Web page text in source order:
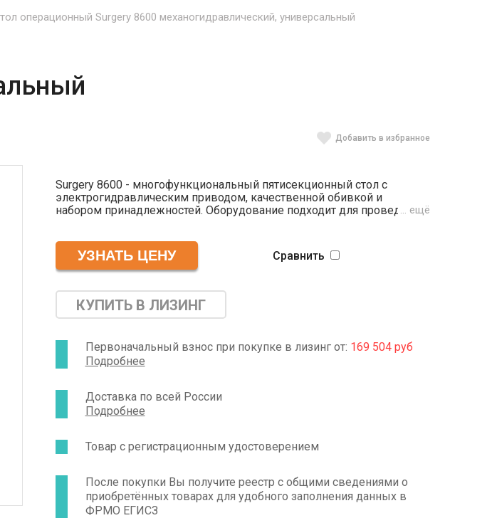
операционный Surgery 8600 механогидравлический, универсальный
Добавить в избранное
Surgery 8600 - многофункциональный пятисекционный стол с
электрогидравлическим приводом, качественной обивкой и
набором принадлежностей. Оборудование подходит для проведения
Разнообразие настроек положения обеспечивает широту сферы
применения. Встроенный аккумулятор исключает возникновение
сложных ситуаций из-за аварийного отключения электроэнергии.
Управление высотой, наклонами и другими функциями возможно
как с центральной панели, так и с проводного пульта.
Высококачественные, стойкие к нагрузкам и многократной
удобство ухода.
… ещё
Сравнить
КУПИТЬ В ЛИЗИНГ
Первоначальный взнос при покупке в лизинг от: 169 504 руб
Подробнее
Доставка по всей России
Подробнее
Товар с регистрационным удостоверением
После покупки Вы получите реестр с общими сведениями о
приобретённых товарах для удобного заполнения данных в
ФРМО ЕГИСЗ